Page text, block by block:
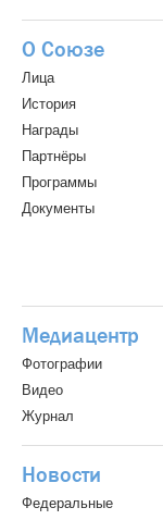
О Союзе
Лица
История
Награды
Партнёры
Программы
Документы
Медиацентр
Фотографии
Видео
Журнал
Новости
Федеральные